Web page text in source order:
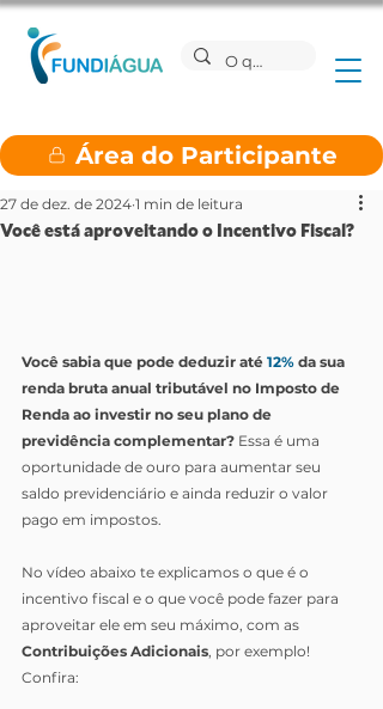
Área do Participante
Você está aproveitando o Incentivo Fiscal?
27 de dez. de 2024 1 min de leitura
Você sabia que pode deduzir até 12% da sua
renda bruta anual tributável no Imposto de
Renda ao investir no seu plano de
previdência complementar? Essa é uma
oportunidade de ouro para aumentar seu
saldo previdenciário e ainda reduzir o valor
pago em impostos.
No vídeo abaixo te explicamos o que é o
incentivo fiscal e o que você pode fazer para
aproveitar ele em seu máximo, com as
Contribuições Adicionais, por exemplo!
Confira: